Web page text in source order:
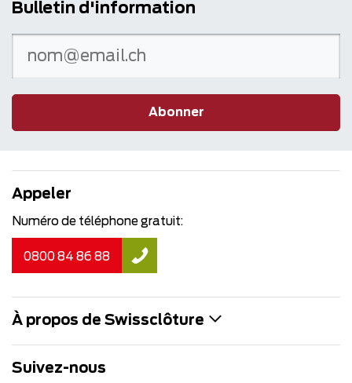
Bulletin d'information
Abonner
Appeler
Numéro de téléphone gratuit:
0800 84 86 88
À propos de Swissclôture
Suivez-nous